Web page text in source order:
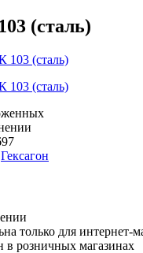
(сталь)
Гексагон
только для интернет-
в розничных магазинах